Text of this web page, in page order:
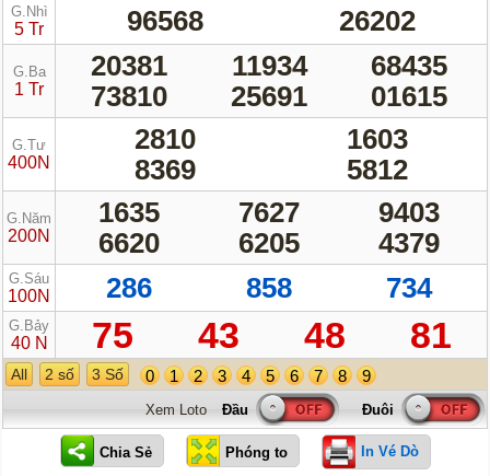
G.Nhì
5 Tr 96568 26202
G.Ba
1 Tr
20381 11934
68435
73810
25691 01615
G.Tư
400N
2810
1603
8369
5812
G.Năm
200N
1635 7627
9403
6620
6205 4379
G.Sáu
100N 286 858 734
G.Bảy
40 N 75 43 48 81
All 2 số 3 Số 0 1 2 3 4 5 6 7 8 9
Xem Loto
In Vé Dò